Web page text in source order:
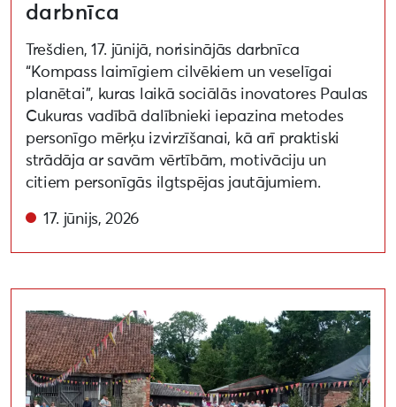
darbnīca
Trešdien, 17. jūnijā, norisinājās darbnīca
“Kompass laimīgiem cilvēkiem un veselīgai
planētai”, kuras laikā sociālās inovatores Paulas
Cukuras vadībā dalībnieki iepazina metodes
personīgo mērķu izvirzīšanai, kā arī praktiski
strādāja ar savām vērtībām, motivāciju un
citiem personīgās ilgtspējas jautājumiem.
17. jūnijs, 2026